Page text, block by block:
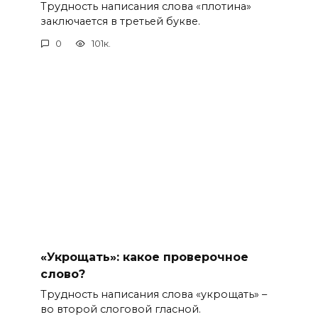
Трудность написания слова «плотина»
заключается в третьей букве.
0 101к.
«Укрощать»: какое проверочное
слово?
Трудность написания слова «укрощать» –
во второй слоговой гласной.